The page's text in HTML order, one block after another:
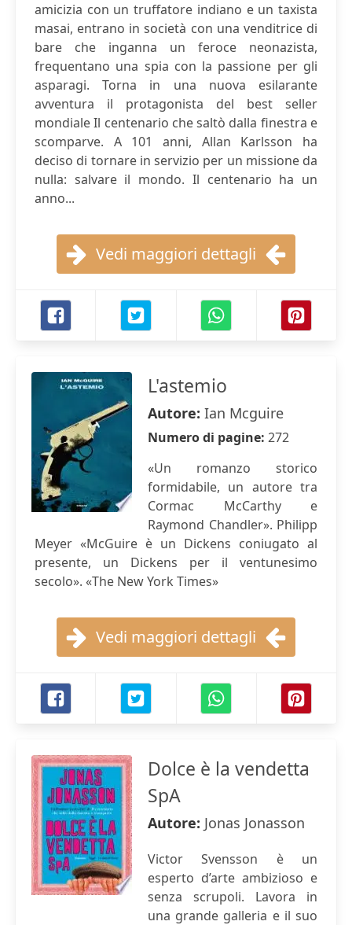
amicizia con un truffatore indiano e un taxista
masai, entrano in società con una venditrice di
bare che inganna un feroce neonazista,
frequentano una spia con la passione per gli
asparagi. Torna in una nuova esilarante
avventura il protagonista del best seller
mondiale Il centenario che saltò dalla finestra e
scomparve. A 101 anni, Allan Karlsson ha
deciso di tornare in servizio per un missione da
nulla: salvare il mondo. Il centenario ha un
anno...
Vedi maggiori dettagli
L'astemio
Autore: Ian Mcguire
Numero di pagine: 272
«Un romanzo storico
formidabile, un autore tra
Cormac McCarthy e
Raymond Chandler». Philipp
Meyer «McGuire è un Dickens coniugato al
presente, un Dickens per il ventunesimo
secolo». «The New York Times»
Vedi maggiori dettagli
Dolce è la vendetta
SpA
Autore: Jonas Jonasson
Victor Svensson è un
esperto d’arte ambizioso e
senza scrupoli. Lavora in
una grande galleria e il suo